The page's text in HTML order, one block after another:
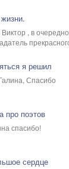
, в
я решил
Спасибо
про поэтов
спасибо!
сердце